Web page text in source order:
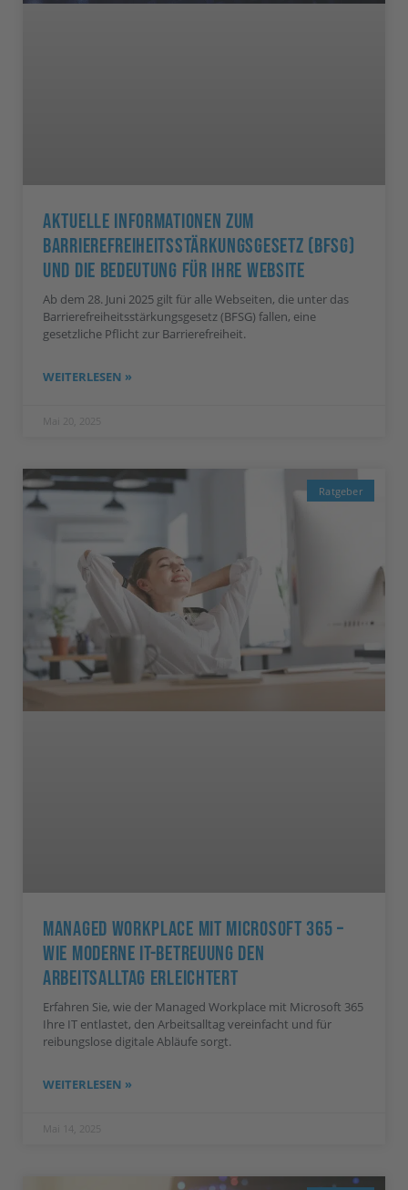
Aktuelle Informationen Zum
Barrierefreiheitsstärkungsgesetz (BFSG)
Und Die Bedeutung Für Ihre Website
Ab dem 28. Juni 2025 gilt für alle Webseiten, die unter das
Barrierefreiheitsstärkungsgesetz (BFSG) fallen, eine
gesetzliche Pflicht zur Barrierefreiheit.
WEITERLESEN »
Ratgeber
Managed Workplace Mit Microsoft 365 –
Wie Moderne IT-Betreuung Den
Arbeitsalltag Erleichtert
Erfahren Sie, wie der Managed Workplace mit Microsoft 365
Ihre IT entlastet, den Arbeitsalltag vereinfacht und für
reibungslose digitale Abläufe sorgt.
WEITERLESEN »
Mai 14, 2025